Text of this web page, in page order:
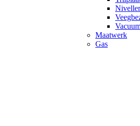
Maatwerk
Gas